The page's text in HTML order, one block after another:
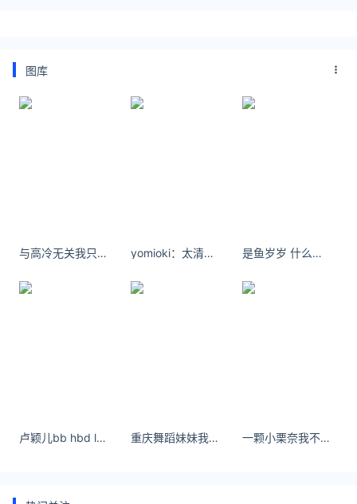
元/克，具体以门店为准。周大福黄金价格品牌产品价
格更
https://law.ijiandao.com/
*文章为作者独立观点，不代表 黄金网 立场
图库
与高冷无关我只是不需要那么多的点头之交 yomioki：太清醒就不浪漫了 ​​​​ 是鱼岁岁 什么地方居然还想困住本小姐
卢颖儿bb hbd loong宝！ 重庆舞蹈妹妹我会给你红色玫瑰你别拿一生眼泪相对 你最珍贵。 一颗小栗奈我不能给你幸福，但可以给你舒服！